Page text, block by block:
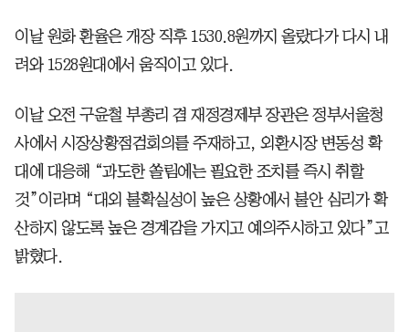
이날 원화 환율은 개장 직후 1530.8원까지 올랐다가 다시 내
려와 1528원대에서 움직이고 있다.
이날 오전 구윤철 부총리 겸 재정경제부 장관은 정부서울청
사에서 시장상황점검회의를 주재하고, 외환시장 변동성 확
대에 대응해 “과도한 쏠림에는 필요한 조치를 즉시 취할
것”이라며 “대외 불확실성이 높은 상황에서 불안 심리가 확
산하지 않도록 높은 경계감을 가지고 예의주시하고 있다”고
밝혔다.